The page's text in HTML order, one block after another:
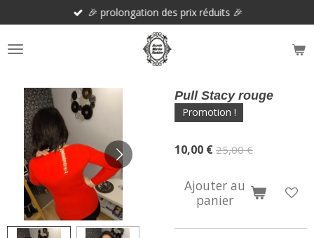
au
contenu
principal
🎉 prolongation des prix réduits 🎉
Pull Stacy rouge
Promotion !
10,00 € 25,00 €
Ajouter au
panier